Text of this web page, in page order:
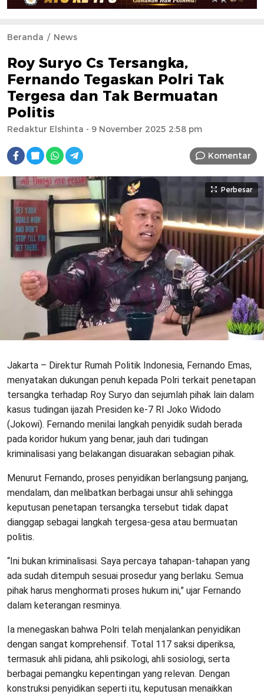
Beranda News
Roy Suryo Cs Tersangka,
Fernando Tegaskan Polri Tak
Tergesa dan Tak Bermuatan
Politis
Redaktur Elshinta - 9 November 2025 2:58 pm
Komentar
Perbesar
Jakarta – Direktur Rumah Politik Indonesia, Fernando Emas,
menyatakan dukungan penuh kepada Polri terkait penetapan
tersangka terhadap Roy Suryo dan sejumlah pihak lain dalam
kasus tudingan ijazah Presiden ke-7 RI Joko Widodo
(Jokowi). Fernando menilai langkah penyidik sudah berada
pada koridor hukum yang benar, jauh dari tudingan
kriminalisasi yang belakangan disuarakan sebagian pihak.
Menurut Fernando, proses penyidikan berlangsung panjang,
mendalam, dan melibatkan berbagai unsur ahli sehingga
keputusan penetapan tersangka tersebut tidak dapat
dianggap sebagai langkah tergesa-gesa atau bermuatan
politis.
“Ini bukan kriminalisasi. Saya percaya tahapan-tahapan yang
ada sudah ditempuh sesuai prosedur yang berlaku. Semua
pihak harus menghormati proses hukum ini,” ujar Fernando
dalam keterangan resminya.
Ia menegaskan bahwa Polri telah menjalankan penyidikan
dengan sangat komprehensif. Total 117 saksi diperiksa,
termasuk ahli pidana, ahli psikologi, ahli sosiologi, serta
berbagai pemangku kepentingan yang relevan. Dengan
konstruksi penyidikan seperti itu, keputusan menaikkan